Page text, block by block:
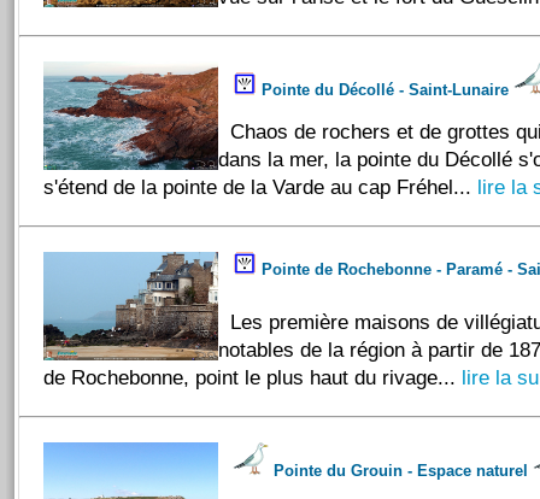
Pointe du Décollé - Saint-Lunaire
Chaos de rochers et de grottes
dans la mer, la pointe du Décollé
s'étend de la pointe de la Varde au cap Fréhel... lire la
Pointe de Rochebonne - Paramé -
Les première maisons de
notables de la région à partir de
de Rochebonne, point le plus haut du rivage... lire la
Pointe du Grouin - Espace naturel